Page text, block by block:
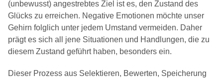
(unbewusst) angestrebtes Ziel ist es, den Zustand des
Glücks zu erreichen. Negative Emotionen möchte unser
Gehirn folglich unter jedem Umstand vermeiden. Daher
prägt es sich all jene Situationen und Handlungen, die zu
diesem Zustand geführt haben, besonders ein.
Dieser Prozess aus Selektieren, Bewerten, Speicherung